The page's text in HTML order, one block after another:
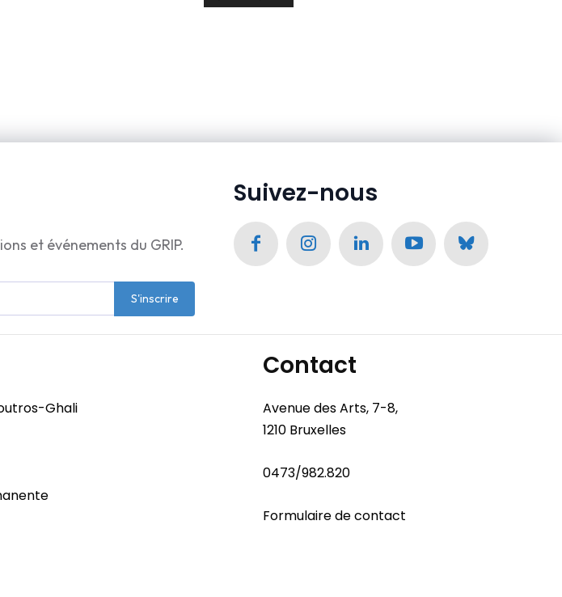
et événements du GRIP.
S'inscrire
Suivez-nous
Ghali
Contact
Avenue des Arts, 7-8,
1210 Bruxelles
0473/982.820
Formulaire de contact